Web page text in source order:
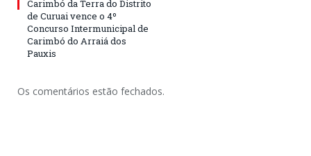
Carimbó da Terra do Distrito
de Curuai vence o 4º
Concurso Intermunicipal de
Carimbó do Arraiá dos
Pauxis
Os comentários estão fechados.